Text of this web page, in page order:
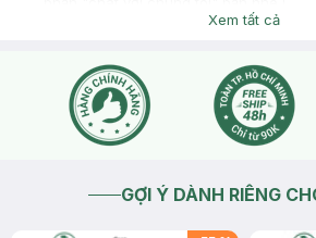
Xem tất cả
GỢI Ý DÀNH RIÊNG